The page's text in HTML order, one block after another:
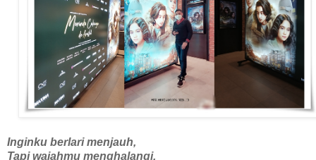
Inginku berlari menjauh,
Tapi wajahmu menghalangi,